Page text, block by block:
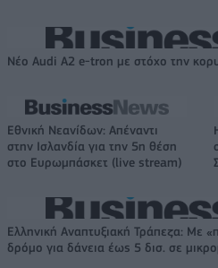
Νέο Audi A2 e-tron με στόχο την
Εθνική Νεανίδων: Απέναντι
στην Ισλανδία για την 5η θέση
στο Ευρωμπάσκετ (live stream)
Ελληνική Αναπτυξιακή Τράπεζα: Με
δρόμο για δάνεια έως 5 δισ. σε